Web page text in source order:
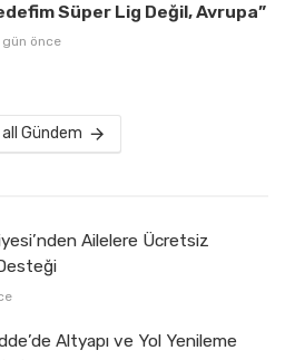
Süper Lig Değil, Avrupa”
gün önce
Gündem
Ailelere Ücretsiz
Altyapı ve Yol Yenileme